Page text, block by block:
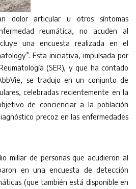
dolor articular u otros síntomas
reumática, no acuden al
una encuesta realizada en el
Esta iniciativa, impulsada por
(SER), y que ha contado
se tradujo en un conjunto de
celebradas recientemente en la
de concienciar a la población
precoz en las enfermedades
millar de personas que acudieron al
en una encuesta de detección
(que también está disponible en